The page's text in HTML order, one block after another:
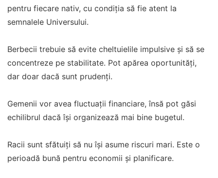
pentru fiecare nativ, cu condiția să fie atent la
semnalele Universului.
Berbecii trebuie să evite cheltuielile impulsive și să se
concentreze pe stabilitate. Pot apărea oportunități,
dar doar dacă sunt prudenți.
Gemenii vor avea fluctuații financiare, însă pot găsi
echilibrul dacă își organizează mai bine bugetul.
Racii sunt sfătuiți să nu își asume riscuri mari. Este o
perioadă bună pentru economii și planificare.